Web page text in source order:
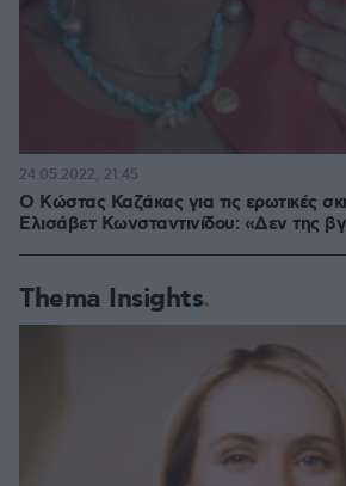
Ο Κώστας Καζάκας για τις ερωτικές
Ελισάβετ Κωνσταντινίδου: «Δεν της
24.05.2022, 21:45
Thema Insights